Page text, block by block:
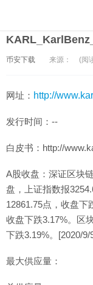
币安下载 来源： (阅
网址： http://
发行时间：--
白皮书：http://
A股收盘：深证区块
盘，上证指数报
12861.75点，收盘下
收盘下跌3.17%。区
下跌3.19%。[2020/9/
最大供应量：